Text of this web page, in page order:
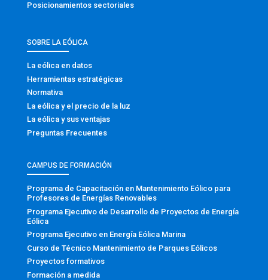
Posicionamientos sectoriales
SOBRE LA EÓLICA
La eólica en datos
Herramientas estratégicas
Normativa
La eólica y el precio de la luz
La eólica y sus ventajas
Preguntas Frecuentes
CAMPUS DE FORMACIÓN
Programa de Capacitación en Mantenimiento Eólico para
Profesores de Energías Renovables
Programa Ejecutivo de Desarrollo de Proyectos de Energía
Eólica
Programa Ejecutivo en Energía Eólica Marina
Curso de Técnico Mantenimiento de Parques Eólicos
Proyectos formativos
Formación a medida